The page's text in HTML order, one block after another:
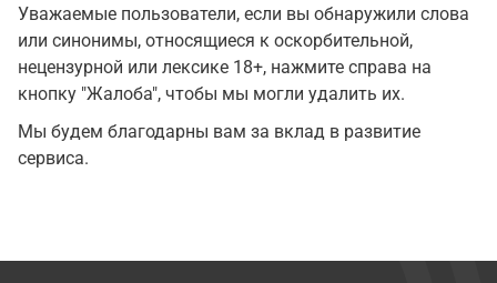
Уважаемые пользователи, если вы обнаружили слова
или синонимы, относящиеся к оскорбительной,
нецензурной или лексике 18+, нажмите справа на
кнопку "Жалоба", чтобы мы могли удалить их.
Мы будем благодарны вам за вклад в развитие
сервиса.